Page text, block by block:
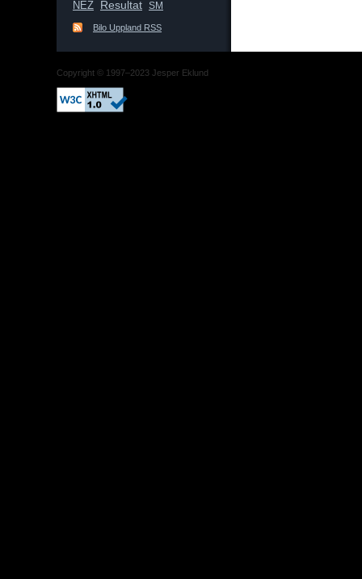
NEZ Resultat SM
Bilo Uppland RSS
Copyright © 1997–2023 Jesper Eklund